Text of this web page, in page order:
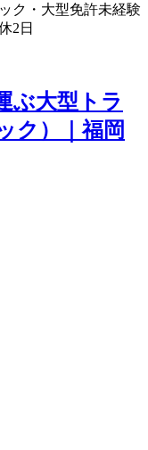
ク・大型免許未経験
2日
ぶ大型トラ
ク）｜福岡